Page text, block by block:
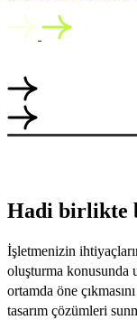
Hadi birlikte
İşletmenizin
oluşturma konusunda
ortamda öne
tasarım çözümleri